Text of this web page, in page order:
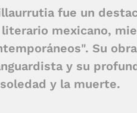
fue un
mexicano,
Su
y su
y la muerte.